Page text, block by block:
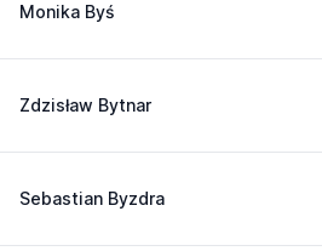
Monika Byś
Zdzisław Bytnar
Sebastian Byzdra